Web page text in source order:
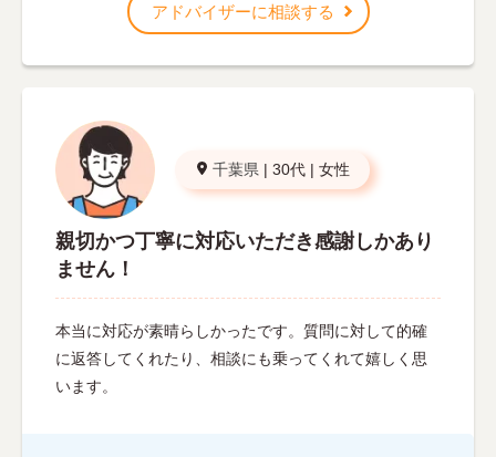
アドバイザーに相談する
千葉県 | 30代 | 女性
親切かつ丁寧に対応いただき感謝しかあり
ません！
本当に対応が素晴らしかったです。質問に対して的確
に返答してくれたり、相談にも乗ってくれて嬉しく思
います。